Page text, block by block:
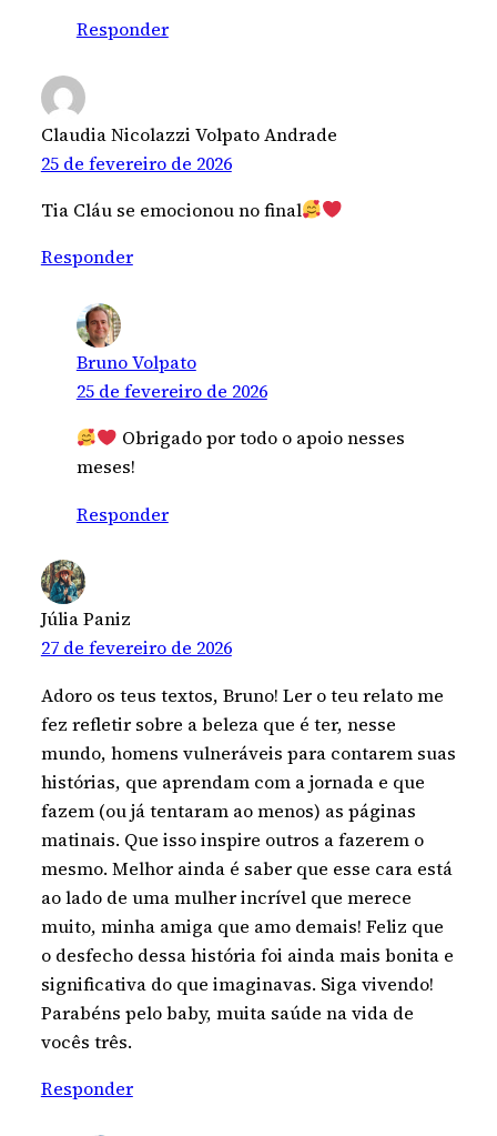
Responder
Claudia Nicolazzi Volpato Andrade
25 de fevereiro de 2026
Tia Cláu se emocionou no final
Responder
Bruno Volpato
25 de fevereiro de 2026
Obrigado por todo o apoio nesses
meses!
Responder
Júlia Paniz
27 de fevereiro de 2026
Adoro os teus textos, Bruno! Ler o teu relato me
fez refletir sobre a beleza que é ter, nesse
mundo, homens vulneráveis para contarem suas
histórias, que aprendam com a jornada e que
fazem (ou já tentaram ao menos) as páginas
matinais. Que isso inspire outros a fazerem o
mesmo. Melhor ainda é saber que esse cara está
ao lado de uma mulher incrível que merece
muito, minha amiga que amo demais! Feliz que
o desfecho dessa história foi ainda mais bonita e
significativa do que imaginavas. Siga vivendo!
Parabéns pelo baby, muita saúde na vida de
vocês três.
Responder